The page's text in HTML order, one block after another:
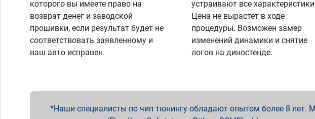
которого вы имеете право на
возврат денег и заводской
прошивки, если результат будет не
соответствовать заявленному и
ваш авто исправен.
устраивают все
Цена не вырастет в ходе
процедуры. Возможен замер
изменений динамики и снятие
логов на диностенде.
Наши специалисты по чип тюнингу обладают опытом более 8 лет.